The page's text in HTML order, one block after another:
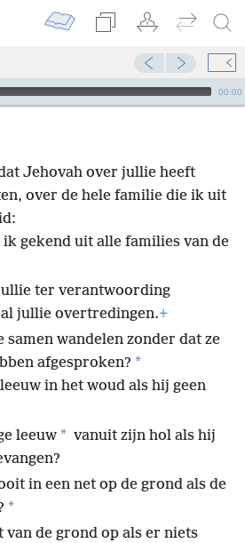
00:00
Jehovah over jullie heeft
over de hele familie die ik uit
gekend uit alle families van de
ter verantwoording
jullie overtredingen.+
samen wandelen zonder dat ze
afgesproken? *
in het woud als hij geen
leeuw * vanuit zijn hol als hij
in een net op de grond als de
*
van de grond op als er niets